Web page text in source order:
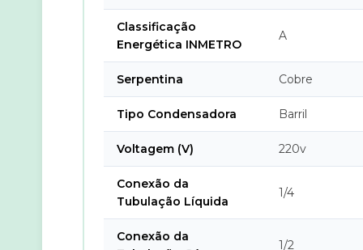
Classificação
Energética INMETRO
A
Serpentina Cobre
Tipo Condensadora Barril
Voltagem (V) 220v
Conexão da
Tubulação Líquida
1/4
Conexão da
1/2